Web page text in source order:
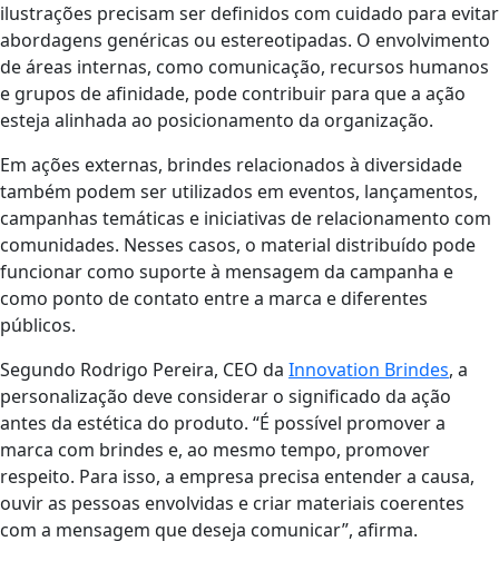
ilustrações precisam ser definidos com cuidado para evitar
abordagens genéricas ou estereotipadas. O envolvimento
de áreas internas, como comunicação, recursos humanos
e grupos de afinidade, pode contribuir para que a ação
esteja alinhada ao posicionamento da organização.
Em ações externas, brindes relacionados à diversidade
também podem ser utilizados em eventos, lançamentos,
campanhas temáticas e iniciativas de relacionamento com
comunidades. Nesses casos, o material distribuído pode
funcionar como suporte à mensagem da campanha e
como ponto de contato entre a marca e diferentes
públicos.
Segundo Rodrigo Pereira, CEO da Innovation Brindes, a
personalização deve considerar o significado da ação
antes da estética do produto. “É possível promover a
marca com brindes e, ao mesmo tempo, promover
respeito. Para isso, a empresa precisa entender a causa,
ouvir as pessoas envolvidas e criar materiais coerentes
com a mensagem que deseja comunicar”, afirma.